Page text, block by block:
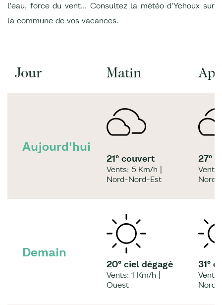
l’eau, force du vent... Consultez la météo d'Ychoux sur
la commune de vos vacances.
Jour Matin
Aujourd'hui
21° couvert
Vents: 5 Km/h |
Nord-Nord-Est
27°
Nord-
Demain
20° ciel dégagé
Vents: 1 Km/h |
Ouest
31°